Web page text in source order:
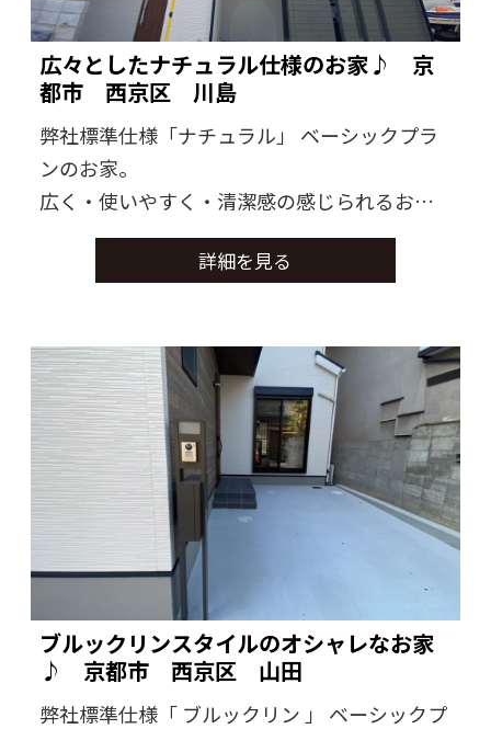
広々としたナチュラル仕様のお家♪ 京
都市 西京区 川島
弊社標準仕様「ナチュラル」 ベーシックプラ
ンのお家。
広く・使いやすく・清潔感の感じられるお家
に仕上がりました。
詳細を見る
ブルックリンスタイルのオシャレなお家
♪ 京都市 西京区 山田
弊社標準仕様「 ブルックリン 」 ベーシックプ